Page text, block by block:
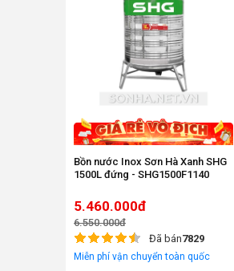
Bồn nước Inox Sơn Hà Xanh SHG
1500L đứng - SHG1500F1140
5.460.000đ
6.550.000đ
Đã bán7829
Miễn phí vận chuyển toàn quốc